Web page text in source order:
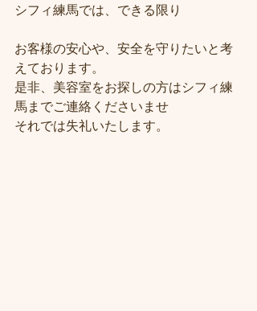
シフィ練馬では、できる限り
お客様の安心や、安全を守りたいと考
えております。
是非、美容室をお探しの方はシフィ練
馬までご連絡くださいませ
それでは失礼いたします。